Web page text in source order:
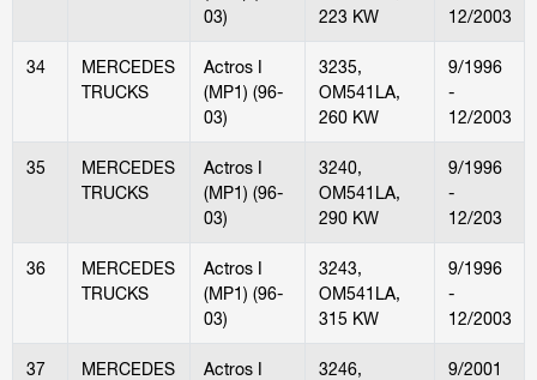
03)
223 KW
12/2003
34
MERCEDES
TRUCKS
Actros I
(MP1) (96-
03)
3235,
OM541LA,
260 KW
9/1996
-
12/2003
35
MERCEDES
TRUCKS
Actros I
(MP1) (96-
03)
3240,
OM541LA,
290 KW
9/1996
-
12/203
36
MERCEDES
TRUCKS
Actros I
(MP1) (96-
03)
3243,
OM541LA,
315 KW
9/1996
-
12/2003
37
MERCEDES
Actros I
3246,
9/2001